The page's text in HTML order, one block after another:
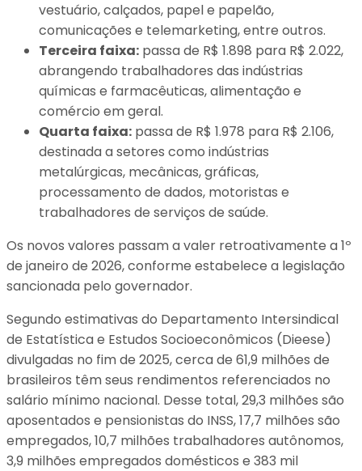
vestuário, calçados, papel e papelão,
comunicações e telemarketing, entre outros.
Terceira faixa: passa de R$ 1.898 para R$ 2.022,
abrangendo trabalhadores das indústrias
químicas e farmacêuticas, alimentação e
comércio em geral.
Quarta faixa: passa de R$ 1.978 para R$ 2.106,
destinada a setores como indústrias
metalúrgicas, mecânicas, gráficas,
processamento de dados, motoristas e
trabalhadores de serviços de saúde.
Os novos valores passam a valer retroativamente a 1º
de janeiro de 2026, conforme estabelece a legislação
sancionada pelo governador.
Segundo estimativas do Departamento Intersindical
de Estatística e Estudos Socioeconômicos (Dieese)
divulgadas no fim de 2025, cerca de 61,9 milhões de
brasileiros têm seus rendimentos referenciados no
salário mínimo nacional. Desse total, 29,3 milhões são
aposentados e pensionistas do INSS, 17,7 milhões são
empregados, 10,7 milhões trabalhadores autônomos,
3,9 milhões empregados domésticos e 383 mil